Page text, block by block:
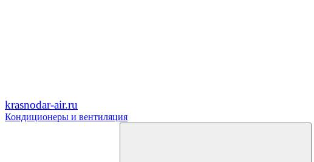
krasnodar-air.ru
Кондиционеры и вентиляция